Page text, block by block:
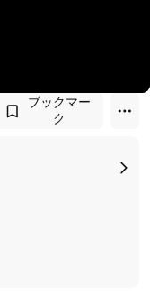
ブックマー
ク